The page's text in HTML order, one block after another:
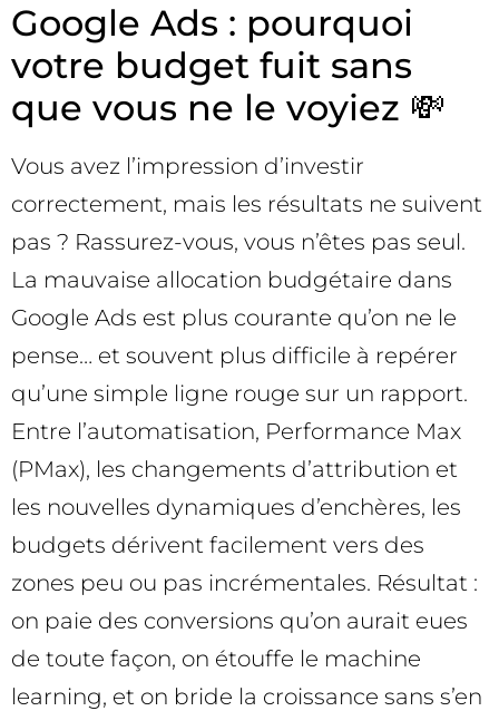
Google Ads : pourquoi
votre budget fuit sans
que vous ne le voyiez 💸
Vous avez l’impression d’investir
correctement, mais les résultats ne suivent
pas ? Rassurez-vous, vous n’êtes pas seul.
La mauvaise allocation budgétaire dans
Google Ads est plus courante qu’on ne le
pense… et souvent plus difficile à repérer
qu’une simple ligne rouge sur un rapport.
Entre l’automatisation, Performance Max
(PMax), les changements d’attribution et
les nouvelles dynamiques d’enchères, les
budgets dérivent facilement vers des
zones peu ou pas incrémentales. Résultat :
on paie des conversions qu’on aurait eues
de toute façon, on étouffe le machine
learning, et on bride la croissance sans s’en